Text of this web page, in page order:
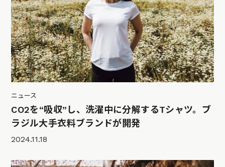
ニュース
CO2を“吸収”し、洗濯中に分解するTシャツ。ブ
ラジル大手衣料ブランドが開発
2024.11.18